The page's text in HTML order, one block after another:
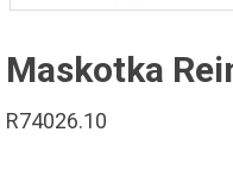
Maskotka
R74026.10